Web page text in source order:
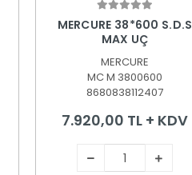
MERCURE 38*600 S.D.S
MAX UÇ
MERCURE
MC M 3800600
8680838112407
7.920,00 TL + KDV